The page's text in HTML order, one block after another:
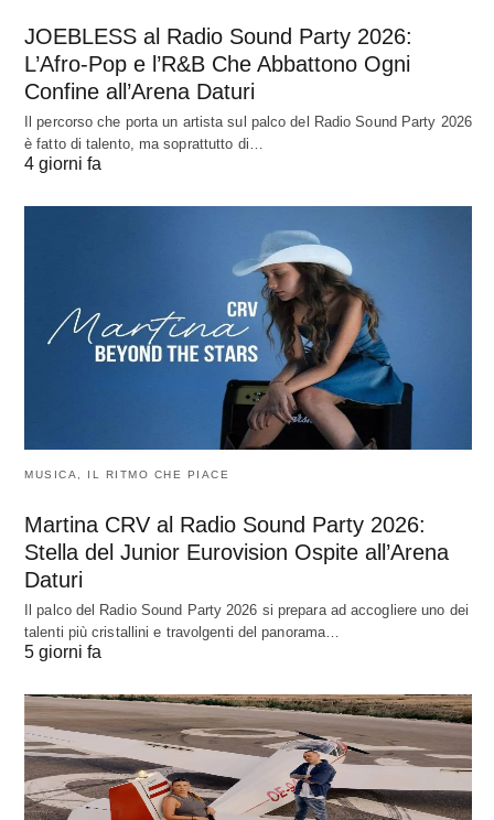
JOEBLESS al Radio Sound Party 2026:
L’Afro-Pop e l’R&B Che Abbattono Ogni
Confine all’Arena Daturi
Il percorso che porta un artista sul palco del Radio Sound Party 2026
è fatto di talento, ma soprattutto di…
4 giorni fa
MUSICA, IL RITMO CHE PIACE
Martina CRV al Radio Sound Party 2026:
Stella del Junior Eurovision Ospite all’Arena
Daturi
Il palco del Radio Sound Party 2026 si prepara ad accogliere uno dei
talenti più cristallini e travolgenti del panorama…
5 giorni fa